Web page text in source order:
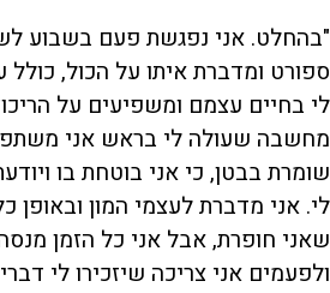
"בהחלט. אני נפגשת פעם בשבוע
ספורט ומדברת איתו על הכול,
לי בחיים עצמם ומשפיעים על
מחשבה שעולה לי בראש אני
שומרת בבטן, כי אני בוטחת בו
לי. אני מדברת לעצמי המון ובאופן
שאני חופרת, אבל אני כל הזמן
ולפעמים אני צריכה שיזכירו לי